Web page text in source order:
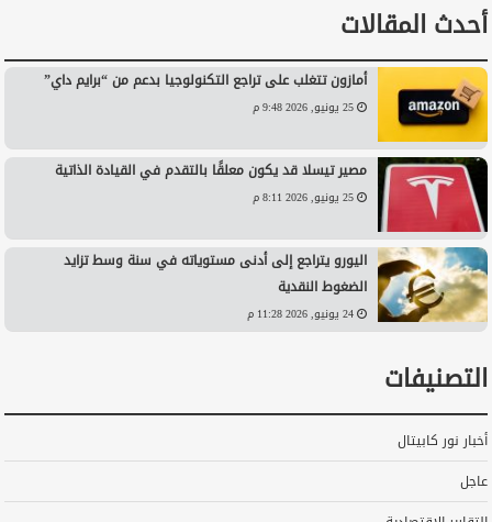
أحدث المقالات
أمازون تتغلب على تراجع التكنولوجيا بدعم من “برايم داي”
25 يونيو, 2026 9:48 م
مصير تيسلا قد يكون معلقًا بالتقدم في القيادة الذاتية
25 يونيو, 2026 8:11 م
اليورو يتراجع إلى أدنى مستوياته في سنة وسط تزايد
الضغوط النقدية
24 يونيو, 2026 11:28 م
التصنيفات
أخبار نور كابيتال
عاجل